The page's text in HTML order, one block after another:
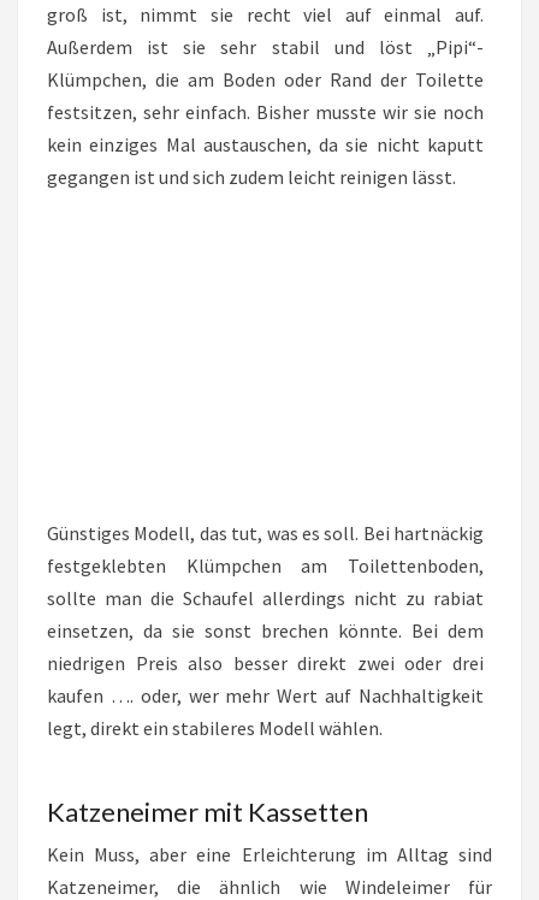
groß ist, nimmt sie recht viel auf einmal auf.
Außerdem ist sie sehr stabil und löst „Pipi“-
Klümpchen, die am Boden oder Rand der Toilette
festsitzen, sehr einfach. Bisher musste wir sie noch
kein einziges Mal austauschen, da sie nicht kaputt
gegangen ist und sich zudem leicht reinigen lässt.
Günstiges Modell, das tut, was es soll. Bei hartnäckig
festgeklebten Klümpchen am Toilettenboden,
sollte man die Schaufel allerdings nicht zu rabiat
einsetzen, da sie sonst brechen könnte. Bei dem
niedrigen Preis also besser direkt zwei oder drei
kaufen …. oder, wer mehr Wert auf Nachhaltigkeit
legt, direkt ein stabileres Modell wählen.
Katzeneimer mit Kassetten
Kein Muss, aber eine Erleichterung im Alltag sind
Katzeneimer, die ähnlich wie Windeleimer für